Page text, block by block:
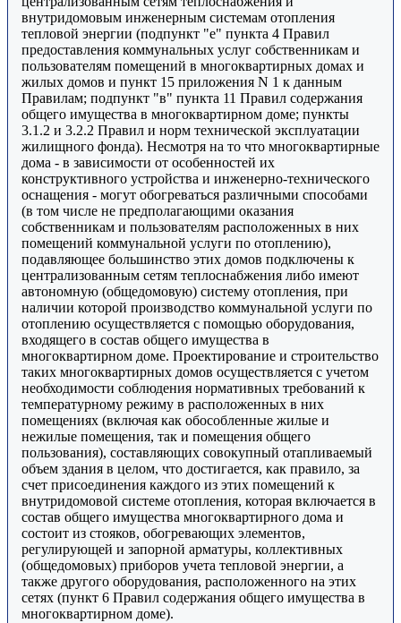
внутридомовым инженерным системам отопления
тепловой энергии (подпункт "е" пункта 4 Правил
предоставления коммунальных услуг собственникам и
пользователям помещений в многоквартирных домах и
жилых домов и пункт 15 приложения N 1 к данным
Правилам; подпункт "в" пункта 11 Правил содержания
общего имущества в многоквартирном доме; пункты
3.1.2 и 3.2.2 Правил и норм технической эксплуатации
жилищного фонда). Несмотря на то что многоквартирные
дома - в зависимости от особенностей их
конструктивного устройства и инженерно-технического
оснащения - могут обогреваться различными способами
(в том числе не предполагающими оказания
собственникам и пользователям расположенных в них
помещений коммунальной услуги по отоплению),
подавляющее большинство этих домов подключены к
централизованным сетям теплоснабжения либо имеют
автономную (общедомовую) систему отопления, при
наличии которой производство коммунальной услуги по
отоплению осуществляется с помощью оборудования,
входящего в состав общего имущества в
многоквартирном доме. Проектирование и строительство
таких многоквартирных домов осуществляется с учетом
необходимости соблюдения нормативных требований к
температурному режиму в расположенных в них
помещениях (включая как обособленные жилые и
нежилые помещения, так и помещения общего
пользования), составляющих совокупный отапливаемый
объем здания в целом, что достигается, как правило, за
счет присоединения каждого из этих помещений к
внутридомовой системе отопления, которая включается в
состав общего имущества многоквартирного дома и
состоит из стояков, обогревающих элементов,
регулирующей и запорной арматуры, коллективных
(общедомовых) приборов учета тепловой энергии, а
также другого оборудования, расположенного на этих
сетях (пункт 6 Правил содержания общего имущества в
многоквартирном доме).